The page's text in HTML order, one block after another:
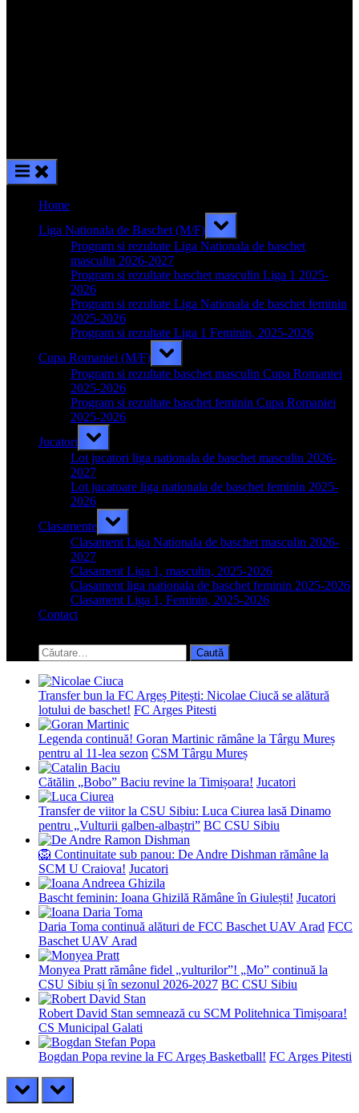
Home
Liga Nationala de Baschet (M/F)
Toggle
sub-
menu
Program si rezultate Liga Nationala de baschet
masculin 2026-2027
Program si rezultate baschet masculin Liga 1 2025-
2026
Program si rezultate Liga Nationala de baschet feminin
2025-2026
Program si rezultate Liga 1 Feminin, 2025-2026
Cupa Romaniei (M/F)
Toggle
sub-
menu
Program si rezultate baschet masculin Cupa Romaniei
2025-2026
Program si rezultate baschet feminin Cupa Romaniei
2025-2026
Jucatori
Toggle
sub-
menu
Lot jucatori liga nationala de baschet masculin 2026-
2027
Lot jucatoare liga nationala de baschet feminin 2025-
2026
Clasamente
Toggle
sub-
menu
Clasament Liga Nationala de baschet masculin 2026-
2027
Clasament Liga 1, masculin, 2025-2026
Clasament liga nationala de baschet feminin 2025-2026
Clasament Liga 1, Feminin, 2025-2026
Contact
search
form
Caută
după:
Transfer bun la FC Argeș Pitești: Nicolae Ciucă se alătură
lotului de baschet! FC Arges Pitesti
Legenda continuă! Goran Martinic rămâne la Târgu Mureș
pentru al 11-lea sezon CSM Târgu Mureș
Cătălin „Bobo” Baciu revine la Timișoara! Jucatori
Transfer de viitor la CSU Sibiu: Luca Ciurea lasă Dinamo
pentru „Vulturii galben-albaștri” BC CSU Sibiu
🦁 Continuitate sub panou: De Andre Dishman rămâne la
SCM U Craiova! Jucatori
Bascht feminin: Ioana Ghizilă Rămâne în Giulești! Jucatori
Daria Toma continuă alături de FCC Baschet UAV Arad FCC
Baschet UAV Arad
Monyea Pratt rămâne fidel „vulturilor”! „Mo” continuă la
CSU Sibiu și în sezonul 2026-2027 BC CSU Sibiu
Robert David Stan semnează cu SCM Politehnica Timișoara!
CS Municipal Galati
Bogdan Popa revine la FC Argeș Basketball! FC Arges Pitesti
prev next